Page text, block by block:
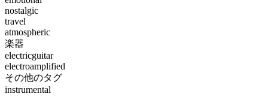
nostalgic
travel
atmospheric
楽器
electricguitar
electroamplified
その他のタグ
instrumental